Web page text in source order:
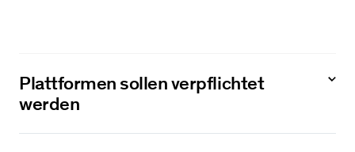
Plattformen sollen verpflichtet
werden